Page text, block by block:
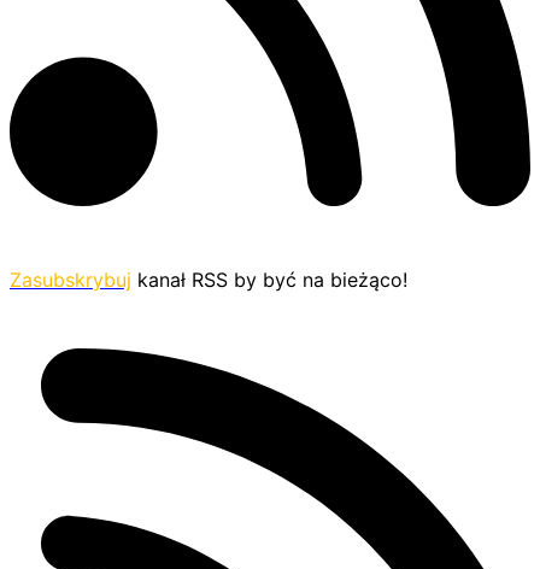
Zasubskrybuj kanał RSS by być na bieżąco!